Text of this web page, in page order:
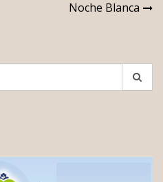
Noche Blanca